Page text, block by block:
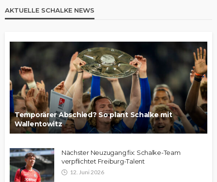
AKTUELLE SCHALKE NEWS
Temporärer Abschied? So plant Schalke mit
Wallentowitz
Nächster Neuzugang fix: Schalke-Team
verpflichtet Freiburg-Talent
12. Juni 2026